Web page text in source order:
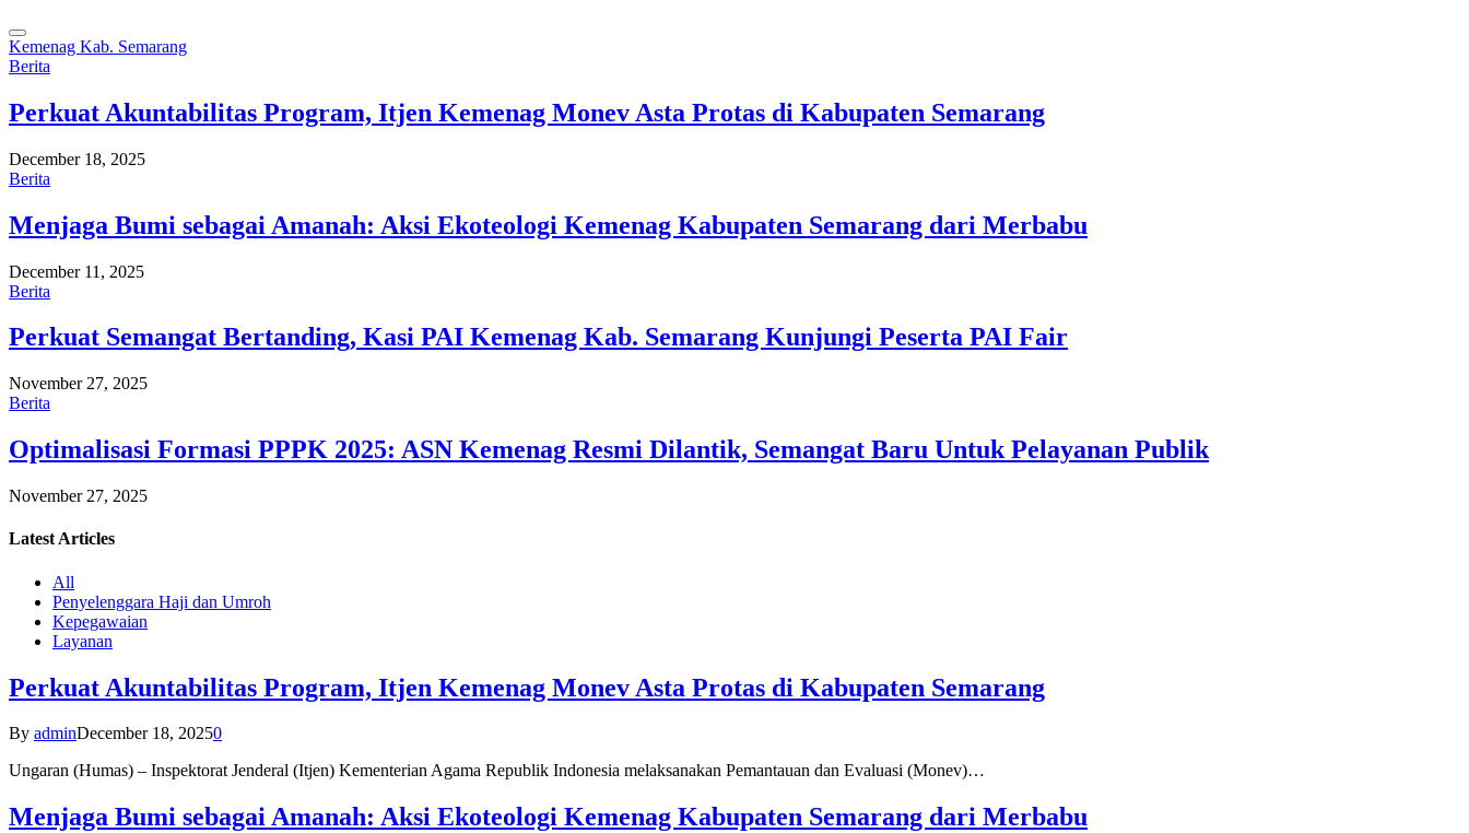
Kemenag Kab. Semarang
Berita
Perkuat Akuntabilitas Program, Itjen Kemenag Monev Asta Protas di Kabupaten Semarang
December 18, 2025
Berita
Menjaga Bumi sebagai Amanah: Aksi Ekoteologi Kemenag Kabupaten Semarang dari Merbabu
December 11, 2025
Berita
Perkuat Semangat Bertanding, Kasi PAI Kemenag Kab. Semarang Kunjungi Peserta PAI Fair
November 27, 2025
Berita
Optimalisasi Formasi PPPK 2025: ASN Kemenag Resmi Dilantik, Semangat Baru Untuk Pelayanan Publik
November 27, 2025
Latest Articles
All
Penyelenggara Haji dan Umroh
Kepegawaian
Layanan
Perkuat Akuntabilitas Program, Itjen Kemenag Monev Asta Protas di Kabupaten Semarang
By adminDecember 18, 20250
Ungaran (Humas) – Inspektorat Jenderal (Itjen) Kementerian Agama Republik Indonesia melaksanakan Pemantauan dan Evaluasi (Monev)…
Menjaga Bumi sebagai Amanah: Aksi Ekoteologi Kemenag Kabupaten Semarang dari Merbabu